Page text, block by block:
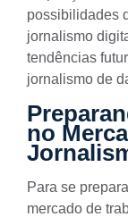
possibilidades
jornalismo
tendências
jornalismo de
no
Para se
mercado de